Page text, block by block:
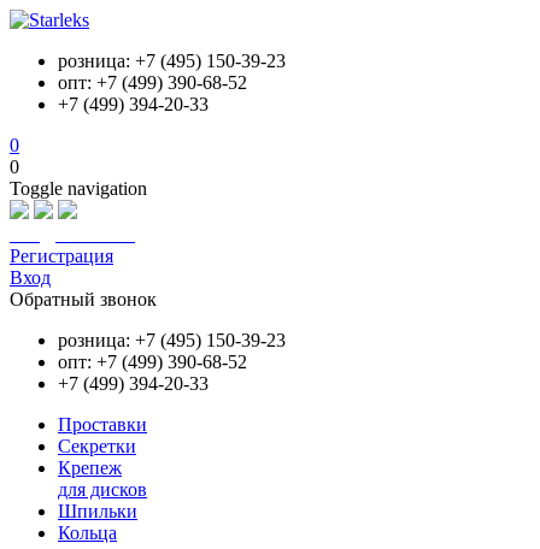
розница: +7 (495) 150-39-23
опт: +7 (499) 390-68-52
+7 (499) 394-20-33
0
0
Toggle navigation
Регистрация
Вход
Обратный звонок
розница: +7 (495) 150-39-23
опт: +7 (499) 390-68-52
+7 (499) 394-20-33
Проставки
Секретки
Крепеж
для дисков
Шпильки
Кольца